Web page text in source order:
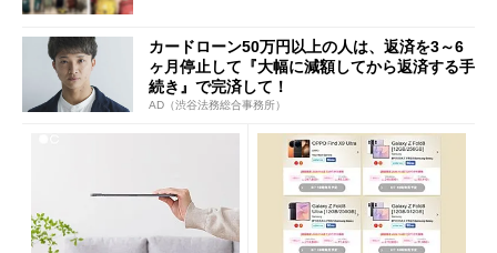
カードローン50万円以上の人は、返済を3～6
ヶ月停止して『大幅に減額してから返済する手
続き』で完済して！
AD（渋谷法務総合事務所）